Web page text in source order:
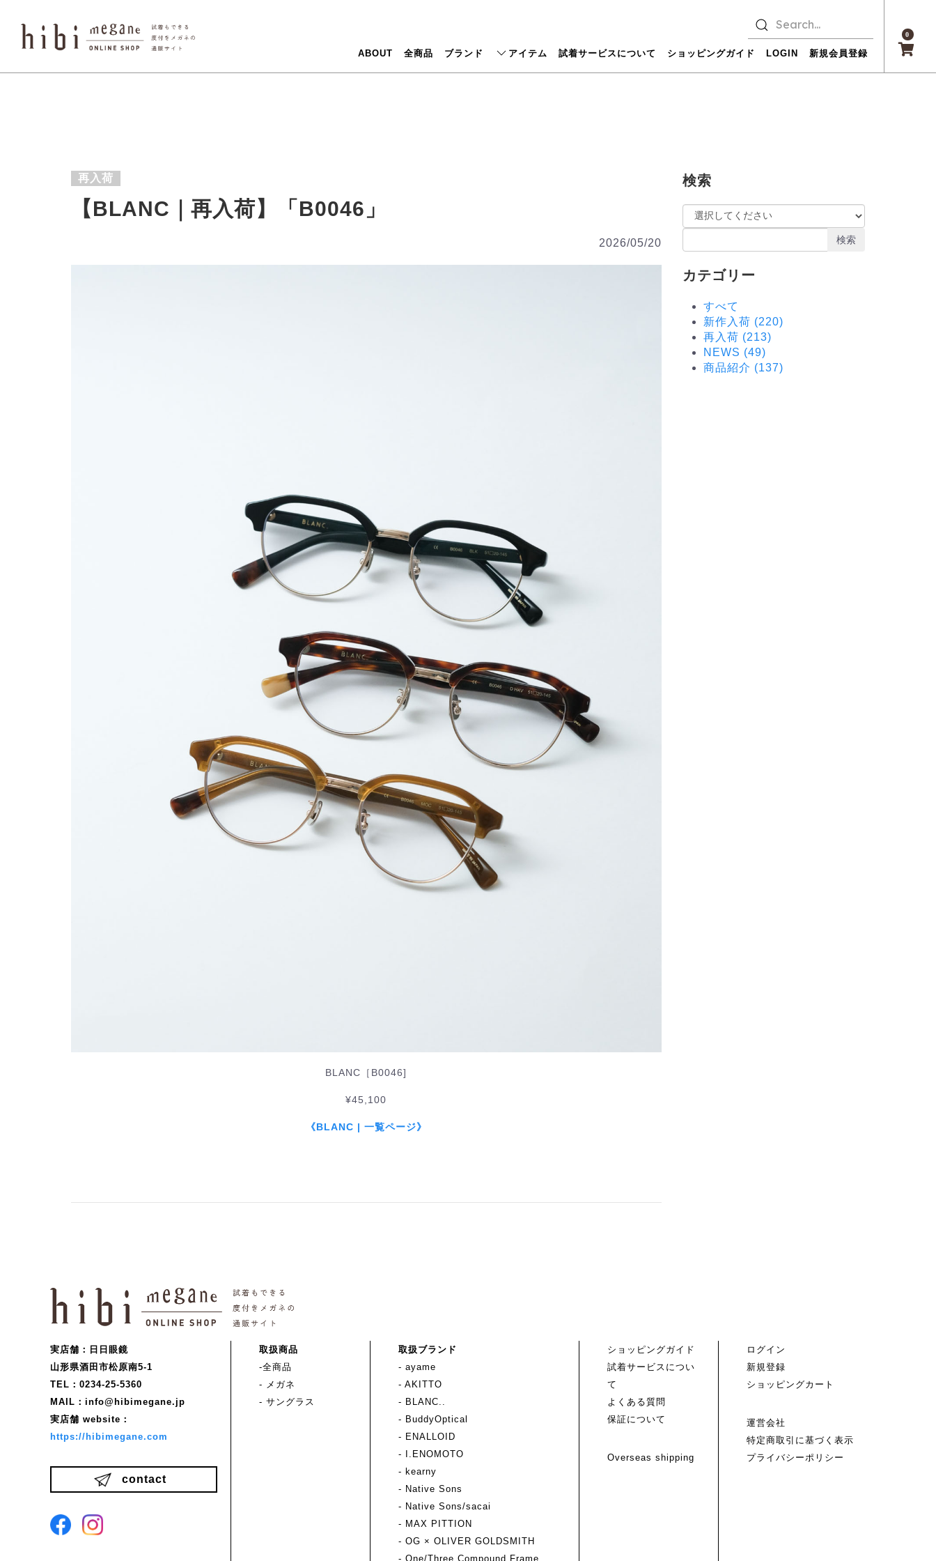
ABOUT 全商品 ブランド アイテム 試着サービスについて ショッピングガイド LOGIN 新規会員登録
0
再入荷
【BLANC｜再入荷】「B0046」
2026/05/20
BLANC［B0046]
¥45,100
《BLANC | 一覧ページ》
検索
検索
カテゴリー
すべて
新作入荷 (220)
再入荷 (213)
NEWS (49)
商品紹介 (137)
実店舗：日日眼鏡
山形県酒田市松原南5-1
TEL：0234-25-5360
MAIL：info@hibimegane.jp
実店舗 website：
https://hibimegane.com
contact
取扱商品
-全商品
- メガネ
- サングラス
取扱ブランド
- ayame
- AKITTO
- BLANC..
- BuddyOptical
- ENALLOID
- I.ENOMOTO
- kearny
- Native Sons
- Native Sons/sacai
- MAX PITTION
- OG × OLIVER GOLDSMITH
- One/Three Compound Frame
ショッピングガイド
試着サービスについ
て
よくある質問
保証について
Overseas shipping
ログイン
新規登録
ショッピングカート
運営会社
特定商取引に基づく表示
プライバシーポリシー